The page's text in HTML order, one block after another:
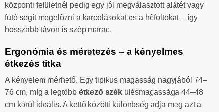
központi felületnél pedig egy jól megválasztott alátét vagy
futó segít megelőzni a karcolásokat és a hőfoltokat – így
hosszabb távon is szép marad.
Ergonómia és méretezés – a kényelmes
étkezés titka
A kényelem mérhető. Egy tipikus magasság nagyjából 74–
76 cm, míg a legtöbb étkező szék ülésmagassága 44–48
cm körül ideális. A kettő közötti különbség adja meg azt a